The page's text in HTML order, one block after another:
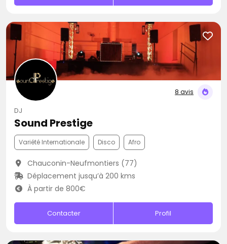
8 avis
DJ
Sound Prestige
Variété Internationale Disco Afro
Chauconin-Neufmontiers (77)
Déplacement jusqu’à 200 kms
À partir de 800€
Contacter Profil